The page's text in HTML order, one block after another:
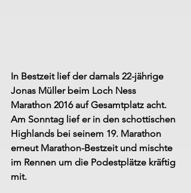
In Bestzeit lief der damals 22-jährige
Jonas Müller beim Loch Ness
Marathon 2016 auf Gesamtplatz acht.
Am Sonntag lief er in den schottischen
Highlands bei seinem 19. Marathon
erneut Marathon-Bestzeit und mischte
im Rennen um die Podestplätze kräftig
mit.